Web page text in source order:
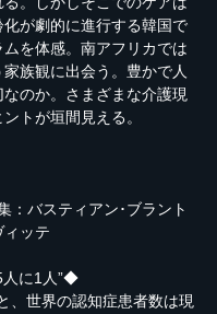
が劇的に進行する韓国で
を体感。南アフリカでは
族観に出会う。豊かで人
のか。さまざまな介護現
トが垣間見える。
：バスティアン･ブラント
ィッテ
人に1人”◆
、世界の認知症患者数は現